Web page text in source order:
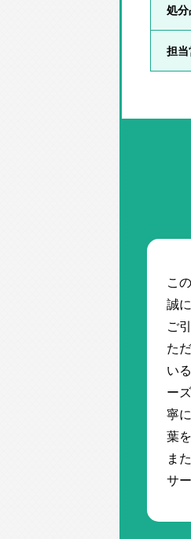
処
担
こ
誠
ご
た
い
ー
寧
葉
ま
サ